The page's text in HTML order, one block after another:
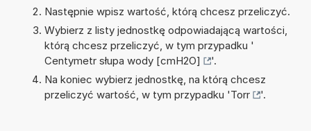
Następnie wpisz wartość, którą chcesz przeliczyć.
Wybierz z listy jednostkę odpowiadającą wartości,
którą chcesz przeliczyć, w tym przypadku '
Centymetr słupa wody [cmH2O]
'.
Na koniec wybierz jednostkę, na którą chcesz
przeliczyć wartość, w tym przypadku 'Torr '.